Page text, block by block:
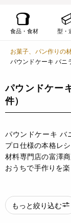
食品・食材 型・
お菓子、パン作りの
パウンドケーキ バニ
パウンドケー
件）
パウンドケーキ バ
プロ仕様の本格レ
材料専門店の富澤
おうちで手作りを楽
もっと絞り込む